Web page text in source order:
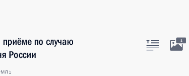
приёме по случаю
России
1